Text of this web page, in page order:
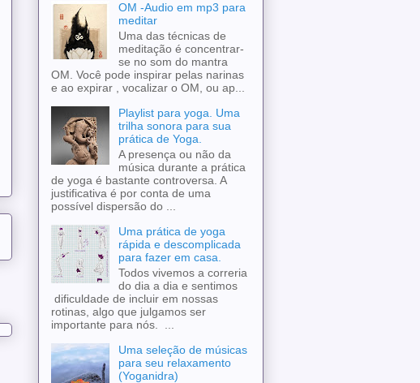
OM -Audio em mp3 para
meditar
Uma das técnicas de
meditação é concentrar-
se no som do mantra
OM. Você pode inspirar pelas narinas
e ao expirar , vocalizar o OM, ou ap...
Playlist para yoga. Uma
trilha sonora para sua
prática de Yoga.
A presença ou não da
música durante a prática
de yoga é bastante controversa. A
justificativa é por conta de uma
possível dispersão do ...
Uma prática de yoga
rápida e descomplicada
para fazer em casa.
Todos vivemos a correria
do dia a dia e sentimos
dificuldade de incluir em nossas
rotinas, algo que julgamos ser
importante para nós. ...
Uma seleção de músicas
para seu relaxamento
(Yoganidra)